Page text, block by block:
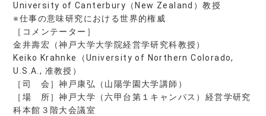
University of Canterbury（New Zealand）教授
※仕事の意味研究における世界的権威
［コメンテーター］
金井壽宏（神戸大学大学院経営学研究科教授）
Keiko Krahnke（University of Northern Colorado,
U.S.A., 准教授）
［司 会］神戸康弘（山陽学園大学講師）
［場 所］神戸大学（六甲台第１キャンパス）経営学研究
科本館３階大会議室